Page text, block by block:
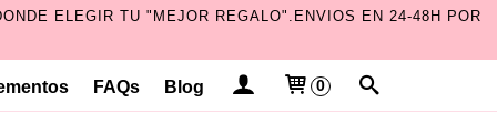
ELEGIR TU "MEJOR REGALO".ENVIOS EN 24-48H POR
FAQs Blog 0